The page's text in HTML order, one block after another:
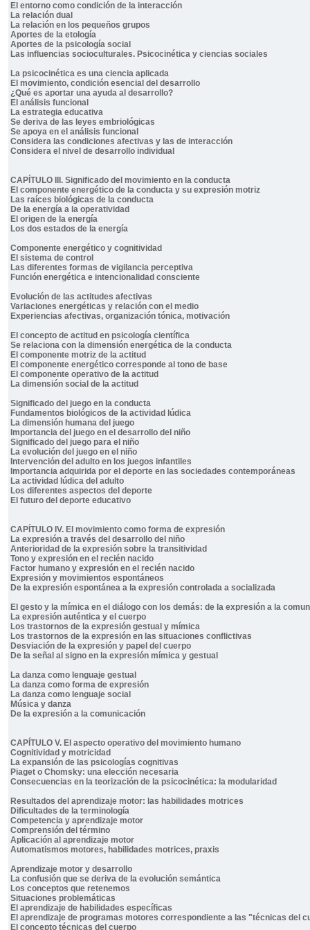
El entorno como condición de la interacción
La relación dual
La relación en los pequeños grupos
Aportes de la etología
Aportes de la psicología social
Las influencias socioculturales. Psicocinética y ciencias sociales
La psicocinética es una ciencia aplicada
El movimiento, condición esencial del desarrollo
¿Qué es aportar una ayuda al desarrollo?
El análisis funcional
La estrategia educativa
Se deriva de las leyes embriológicas
Se apoya en el análisis funcional
Considera las condiciones afectivas y las de interacción
Considera el nivel de desarrollo individual
CAPÍTULO III. Significado del movimiento en la conducta
El componente energético de la conducta y su expresión motriz
Las raíces biológicas de la conducta
De la energía a la operatividad
El origen de la energía
Los dos estados de la energía
Componente energético y cognitividad
El sistema de control
Las diferentes formas de vigilancia perceptiva
Función energética e intencionalidad consciente
Evolución de las actitudes afectivas
Variaciones energéticas y relación con el medio
Experiencias afectivas, organización tónica, motivación
El concepto de actitud en psicología científica
Se relaciona con la dimensión energética de la conducta
El componente motriz de la actitud
El componente energético corresponde al tono de base
El componente operativo de la actitud
La dimensión social de la actitud
Significado del juego en la conducta
Fundamentos biológicos de la actividad lúdica
La dimensión humana del juego
Importancia del juego en el desarrollo del niño
Significado del juego para el niño
La evolución del juego en el niño
Intervención del adulto en los juegos infantiles
Importancia adquirida por el deporte en las sociedades contemporáneas
La actividad lúdica del adulto
Los diferentes aspectos del deporte
El futuro del deporte educativo
CAPÍTULO IV. El movimiento como forma de expresión
La expresión a través del desarrollo del niño
Anterioridad de la expresión sobre la transitividad
Tono y expresión en el recién nacido
Factor humano y expresión en el recién nacido
Expresión y movimientos espontáneos
De la expresión espontánea a la expresión controlada a socializada
El gesto y la mímica en el diálogo con los demás: de la expresión a la
La expresión auténtica y el cuerpo
Los trastornos de la expresión gestual y mímica
Los trastornos de la expresión en las situaciones conflictivas
Desviación de la expresión y papel del cuerpo
De la señal al signo en la expresión mímica y gestual
La danza como lenguaje gestual
La danza como forma de expresión
La danza como lenguaje social
Música y danza
De la expresión a la comunicación
CAPÍTULO V. El aspecto operativo del movimiento humano
Cognitividad y motricidad
La expansión de las psicologías cognitivas
Piaget o Chomsky: una elección necesaria
Consecuencias en la teorización de la psicocinética: la modularidad
Resultados del aprendizaje motor: las habilidades motrices
Dificultades de la terminología
Competencia y aprendizaje motor
Comprensión del término
Aplicación al aprendizaje motor
Automatismos motores, habilidades motrices, praxis
Aprendizaje motor y desarrollo
La confusión que se deriva de la evolución semántica
Los conceptos que retenemos
Situaciones problemáticas
El aprendizaje de habilidades específicas
El aprendizaje de programas motores correspondiente a las "técnicas del
El concepto técnicas del cuerpo